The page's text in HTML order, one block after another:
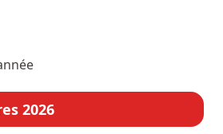
2026